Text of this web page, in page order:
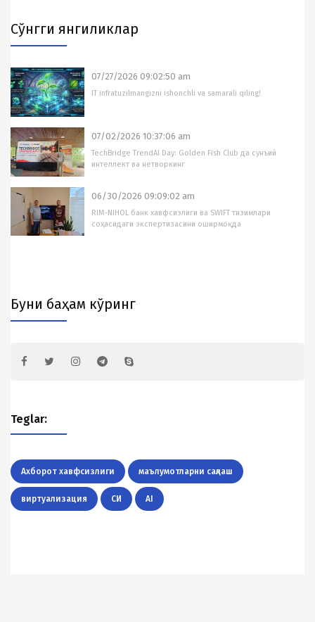
Cўнгги янгиликлар
07/27/2026 09:02:50 am
IT infratuzilmangizni ishonchli va samarali qiling!
07/02/2026 10:37:06 am
TechBridge TrendAI Day: Golden Fish Club да сунъий
интеллект ва нетворкинг
06/30/2026 09:09:02 am
RIM-NIHOL банк хавфсизлиги ва SWIFT тизимлари
соҳасидаги экспертизасини оширмоқда
Буни баҳам кўринг
Teglar:
Ахборот хавфсизлиги маълумотларни сақлаш
виртуализация СИ AI